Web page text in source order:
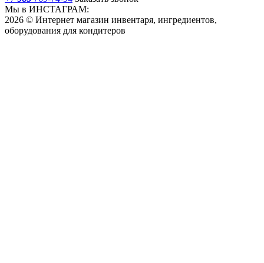
Мы в ИНСТАГРАМ:
2026 © Интернет магазин инвентаря, ингредиентов,
оборудования для кондитеров